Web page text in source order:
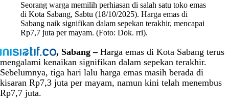
Seorang warga memilih perhiasan di salah satu toko emas
di Kota Sabang, Sabtu (18/10/2025). Harga emas di
Sabang naik signifikan dalam sepekan terakhir, mencapai
Rp7,7 juta per mayam. (Foto: Dok. rri).
, Sabang –Harga emas di Kota Sabang terus
mengalami kenaikan signifikan dalam sepekan terakhir.
Sebelumnya, tiga hari lalu harga emas masih berada di
kisaran Rp7,3 juta per mayam, namun kini telah menembus
Rp7,7 juta.